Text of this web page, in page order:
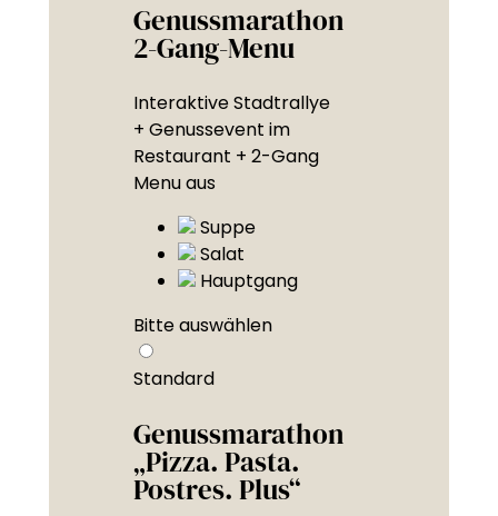
Genussmarathon
2-Gang-Menu
Interaktive Stadtrallye
+ Genussevent im
Restaurant + 2-Gang
Menu aus
Suppe
Salat
Hauptgang
Bitte auswählen
Standard
Genussmarathon
„Pizza. Pasta.
Postres. Plus“